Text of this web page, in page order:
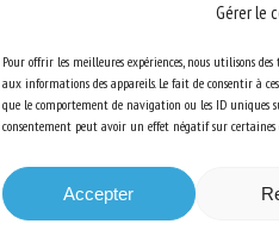
Gérer le
Pour offrir les meilleures expériences, nous utilisons
aux informations des appareils. Le fait de consentir à
que le comportement de navigation ou les ID uniques
consentement peut avoir un effet négatif sur certaines
Accepter